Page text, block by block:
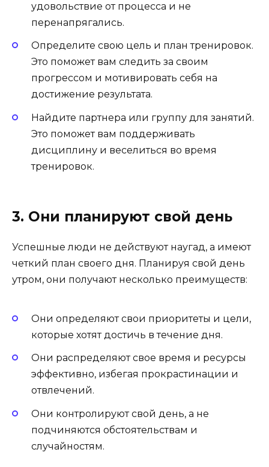
удовольствие от процесса и не
перенапрягались.
Определите свою цель и план тренировок.
Это поможет вам следить за своим
прогрессом и мотивировать себя на
достижение результата.
Найдите партнера или группу для занятий.
Это поможет вам поддерживать
дисциплину и веселиться во время
тренировок.
3. Они планируют свой день
Успешные люди не действуют наугад, а имеют
четкий план своего дня. Планируя свой день
утром, они получают несколько преимуществ:
Они определяют свои приоритеты и цели,
которые хотят достичь в течение дня.
Они распределяют свое время и ресурсы
эффективно, избегая прокрастинации и
отвлечений.
Они контролируют свой день, а не
подчиняются обстоятельствам и
случайностям.